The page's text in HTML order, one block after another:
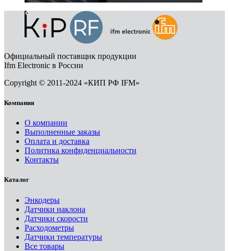
Официальный поставщик продукции
Ifm Electronic в России
Copyright © 2011-2024 «КИП РФ IFM»
Компания
О компании
Выполненные заказы
Оплата и доставка
Политика конфиденциальности
Контакты
Каталог
Энкодеры
Датчики наклона
Датчики скорости
Расходометры
Датчики температуры
Все товары